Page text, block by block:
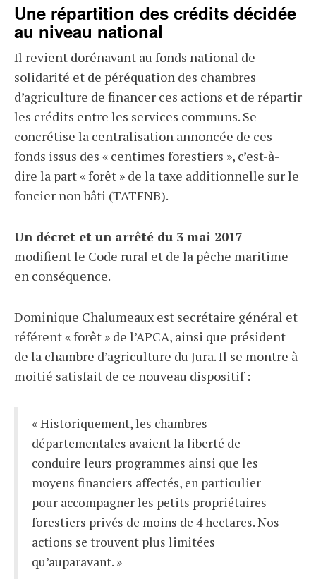
Une répartition des crédits décidée
au niveau national
Il revient dorénavant au fonds national de
solidarité et de péréquation des chambres
d’agriculture de financer ces actions et de répartir
les crédits entre les services communs. Se
concrétise la centralisation annoncée de ces
fonds issus des « centimes forestiers », c’est-à-
dire la part « forêt » de la taxe additionnelle sur le
foncier non bâti (TATFNB).
Un décret et un arrêté du 3 mai 2017
modifient le Code rural et de la pêche maritime
en conséquence.
Dominique Chalumeaux est secrétaire général et
référent « forêt » de l’APCA, ainsi que président
de la chambre d’agriculture du Jura. Il se montre à
moitié satisfait de ce nouveau dispositif :
« Historiquement, les chambres
départementales avaient la liberté de
conduire leurs programmes ainsi que les
moyens financiers affectés, en particulier
pour accompagner les petits propriétaires
forestiers privés de moins de 4 hectares. Nos
actions se trouvent plus limitées
qu’auparavant. »